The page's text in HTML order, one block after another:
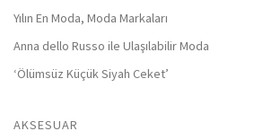
Yılın En Moda, Moda Markaları
Anna dello Russo ile Ulaşılabilir Moda
‘Ölümsüz Küçük Siyah Ceket’
AKSESUAR